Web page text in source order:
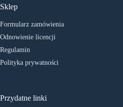
Sklep
Formularz zamówienia
Odnowienie licencji
Regulamin
Polityka prywatności
Przydatne linki